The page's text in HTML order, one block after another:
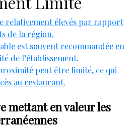
relativement élevés par rapport
de la région.
est souvent recommandée en
de l’établissement.
peut être limité, ce qui
au restaurant.
mettant en valeur les